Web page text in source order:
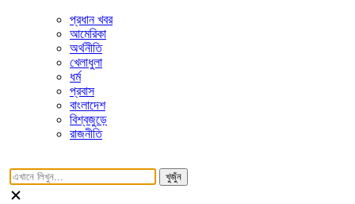
প্রধান খবর
আমেরিকা
অর্থনীতি
খেলাধুলা
ধর্ম
প্রবাস
বাংলাদেশ
বিশ্বজুড়ে
রাজনীতি
খুজুঁন